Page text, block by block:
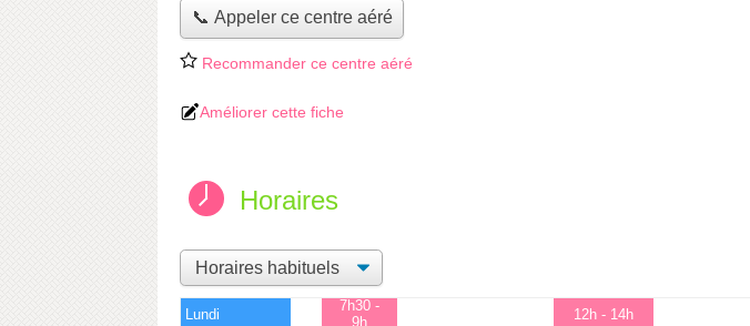
📞 Appeler ce centre aéré
Recommander ce centre aéré
Améliorer cette fiche
Horaires
Lundi
7h30 -
9h
12h - 14h